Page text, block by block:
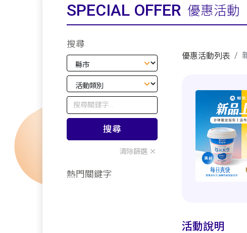
SPECIAL OFFER 優惠活動
搜尋
搜尋
清除篩選
熱門關鍵字
優惠活動列表
活動說明